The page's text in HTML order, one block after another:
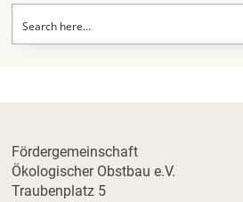
Fördergemeinschaft
Ökologischer Obstbau e.V.
Traubenplatz 5